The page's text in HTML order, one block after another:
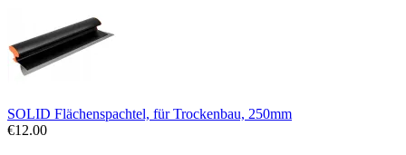
SOLID Flächenspachtel, für Trockenbau, 250mm
€12.00